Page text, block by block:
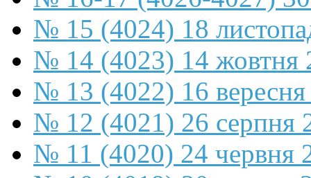
№ 15 (4024) 18
№ 14 (4023) 14 жовтня
№ 13 (4022) 16
№ 12 (4021) 26 серпня
№ 11 (4020) 24 червня